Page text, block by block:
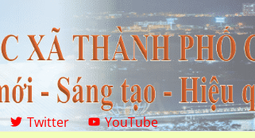
Twitter YouTube